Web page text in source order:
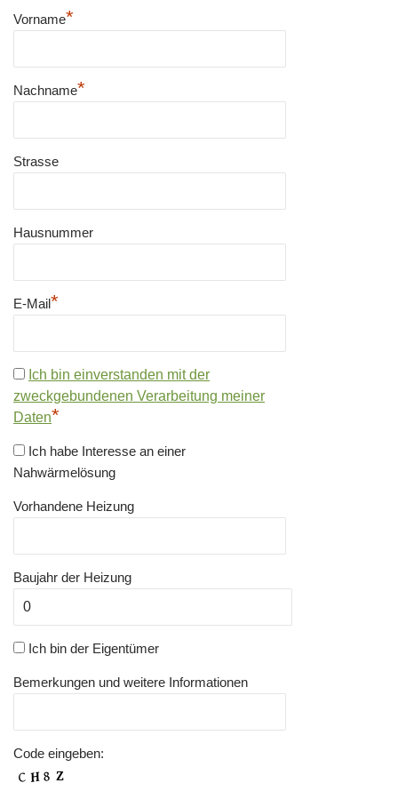
Vorname*
Nachname*
Strasse
Hausnummer
E-Mail*
Ich bin einverstanden mit der
zweckgebundenen Verarbeitung meiner
Daten*
Ich habe Interesse an einer
Nahwärmelösung
Vorhandene Heizung
Baujahr der Heizung
Ich bin der Eigentümer
Bemerkungen und weitere Informationen
Code eingeben: